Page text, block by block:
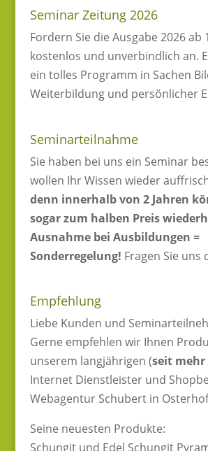
Seminar Zeitung 2026
Fordern Sie die Ausgabe 2026 ab
kostenlos und unverbindlich an.
ein tolles Programm in Sachen
Weiterbildung und persönlicher
Seminarteilnahme
Sie haben bei uns ein Seminar
wollen Ihr Wissen wieder
denn innerhalb von 2 Jahren
sogar zum halben Preis
Ausnahme bei Ausbildungen =
Sonderregelung! Fragen Sie uns
Empfehlung
Liebe Kunden und
Gerne empfehlen wir Ihnen
unserem langjährigen (seit mehr
Internet Dienstleister und
Webagentur Schubert in
Seine neuesten Produkte:
Schungit und Edel Schungit